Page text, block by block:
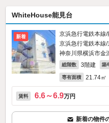
WhiteHouse能見台
新着
京浜急行電鉄本線
京浜急行電鉄本線
神奈川県横浜市金
総階数 3階建 築
専有面積 21.74㎡
賃料 6.6～6.9万円
新着の物件